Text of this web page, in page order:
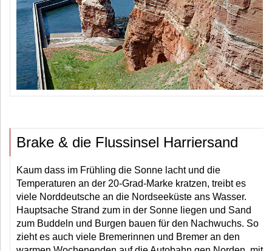
Brake & die Flussinsel Harriersand
Kaum dass im Frühling die Sonne lacht und die
Temperaturen an der 20-Grad-Marke kratzen, treibt es
viele Norddeutsche an die Nordseeküste ans Wasser.
Hauptsache Strand zum in der Sonne liegen und Sand
zum Buddeln und Burgen bauen für den Nachwuchs. So
zieht es auch viele Bremerinnen und Bremer an den